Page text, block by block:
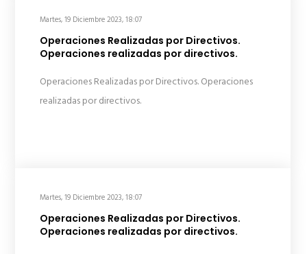
Martes, 19 Diciembre 2023, 18:07
Operaciones Realizadas por Directivos.
Operaciones realizadas por directivos.
Operaciones Realizadas por Directivos. Operaciones
realizadas por directivos.
Martes, 19 Diciembre 2023, 18:07
Operaciones Realizadas por Directivos.
Operaciones realizadas por directivos.